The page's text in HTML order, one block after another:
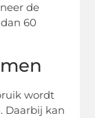
de
60
wordt
Daarbij kan